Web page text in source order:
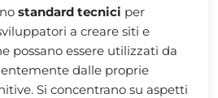
standard tecnici per
a creare siti e
possano essere utilizzati da
dalle proprie
Si concentrano su aspetti